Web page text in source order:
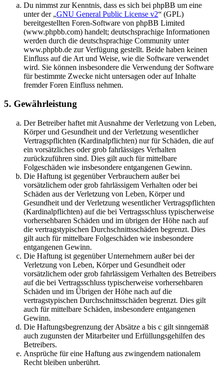
Du nimmst zur Kenntnis, dass es sich bei phpBB um eine
unter der „GNU General Public License v2“ (GPL)
bereitgestellten Foren-Software von phpBB Limited
(www.phpbb.com) handelt; deutschsprachige Informationen
werden durch die deutschsprachige Community unter
www.phpbb.de zur Verfügung gestellt. Beide haben keinen
Einfluss auf die Art und Weise, wie die Software verwendet
wird. Sie können insbesondere die Verwendung der Software
für bestimmte Zwecke nicht untersagen oder auf Inhalte
fremder Foren Einfluss nehmen.
5. Gewährleistung
Der Betreiber haftet mit Ausnahme der Verletzung von Leben,
Körper und Gesundheit und der Verletzung wesentlicher
Vertragspflichten (Kardinalpflichten) nur für Schäden, die auf
ein vorsätzliches oder grob fahrlässiges Verhalten
zurückzuführen sind. Dies gilt auch für mittelbare
Folgeschäden wie insbesondere entgangenen Gewinn.
Die Haftung ist gegenüber Verbrauchern außer bei
vorsätzlichem oder grob fahrlässigem Verhalten oder bei
Schäden aus der Verletzung von Leben, Körper und
Gesundheit und der Verletzung wesentlicher Vertragspflichten
(Kardinalpflichten) auf die bei Vertragsschluss typischerweise
vorhersehbaren Schäden und im übrigen der Höhe nach auf
die vertragstypischen Durchschnittsschäden begrenzt. Dies
gilt auch für mittelbare Folgeschäden wie insbesondere
entgangenen Gewinn.
Die Haftung ist gegenüber Unternehmern außer bei der
Verletzung von Leben, Körper und Gesundheit oder
vorsätzlichem oder grob fahrlässigem Verhalten des Betreibers
auf die bei Vertragsschluss typischerweise vorhersehbaren
Schäden und im Übrigen der Höhe nach auf die
vertragstypischen Durchschnittsschäden begrenzt. Dies gilt
auch für mittelbare Schäden, insbesondere entgangenen
Gewinn.
Die Haftungsbegrenzung der Absätze a bis c gilt sinngemäß
auch zugunsten der Mitarbeiter und Erfüllungsgehilfen des
Betreibers.
Ansprüche für eine Haftung aus zwingendem nationalem
Recht bleiben unberührt.